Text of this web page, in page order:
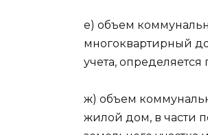
е) объем
многоквартирный
учета,
ж) объем
жилой дом, в части